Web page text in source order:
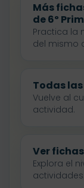
Más
de 6º
Practica la
del mismo
Todas
Vuelve al
actividad.
Ver
Explora el
actividades.